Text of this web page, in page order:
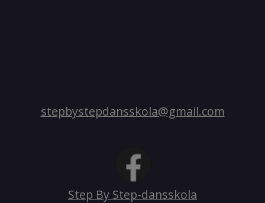
stepbystepdansskola@gmail.com
Step By Step-dansskola